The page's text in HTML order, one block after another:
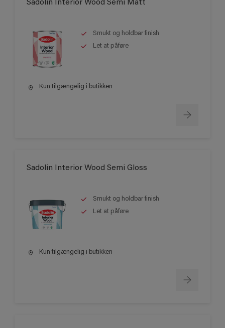
Sadolin Interior Wood Semi Matt
Smukt og holdbar finish
Let at påføre
Kun tilgængelig i butikken
Sadolin Interior Wood Semi Gloss
Smukt og holdbar finish
Let at påføre
Kun tilgængelig i butikken